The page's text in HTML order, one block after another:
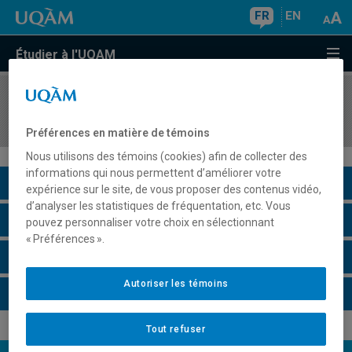
FR EN
Étudier à l'UQAM
COURS//
Description du cours
Horaire - Été 2026
Préférences en matière de témoins
Nous utilisons des témoins (cookies) afin de collecter des
informations qui nous permettent d’améliorer votre
expérience sur le site, de vous proposer des contenus vidéo,
d’analyser les statistiques de fréquentation, etc. Vous
pouvez personnaliser votre choix en sélectionnant
« Préférences ».
Tout refuser
Autoriser les témoins